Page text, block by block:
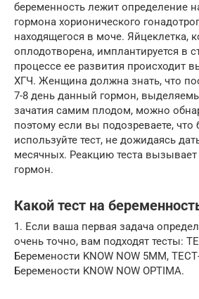
беременность лежит определение
гормона хорионического
находящегося в моче. Яйцеклетка,
оплодотворена, имплантируется в
процессе ее развития происходит
ХГЧ. Женщина должна знать, что
7-8 день данный гормон,
зачатия самим плодом, можно
поэтому если вы подозреваете,
используйте тест, не дожидаясь
месячных. Реакцию теста
гормон.
Какой тест на
1. Если ваша первая задача
очень точно, вам подходят тесты:
Беремености KNOW NOW 5ММ,
Беремености KNOW NOW OPTIMA.